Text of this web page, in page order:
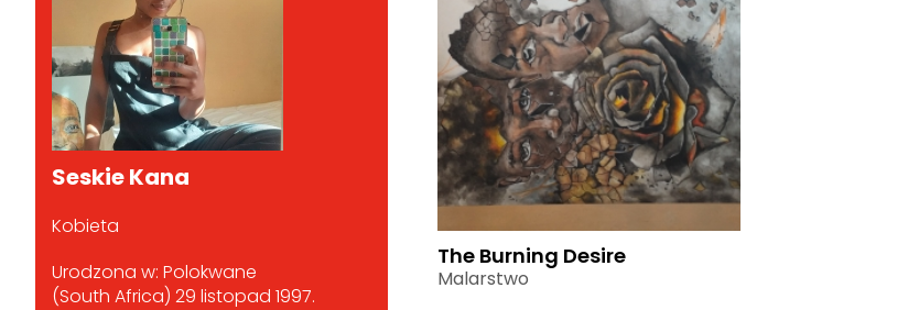
Seskie Kana
Kobieta
Urodzona w: Polokwane
(South Africa) 29 listopad 1997.
The Burning Desire
Malarstwo